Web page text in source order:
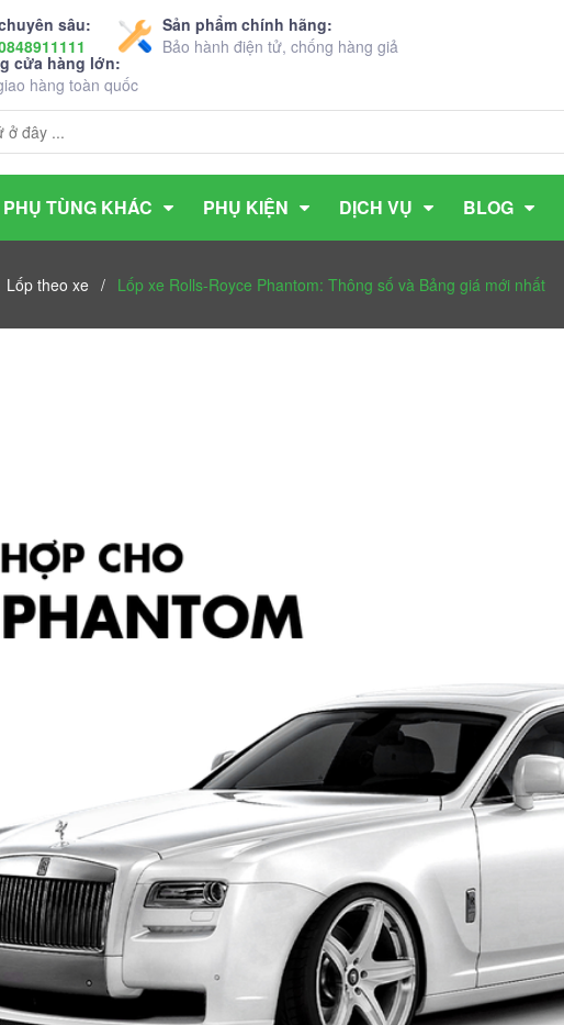
sâu:
Sản phẩm chính hãng:
Bảo hành điện tử, chống hàng giả
cửa hàng lớn:
hàng toàn quốc
PHỤ TÙNG KHÁC PHỤ KIỆN DỊCH VỤ BLOG
Lốp theo xe / Lốp xe Rolls-Royce Phantom: Thông số và Bảng giá mới nhất